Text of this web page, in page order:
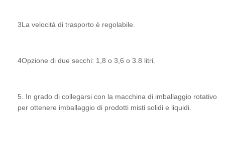
3La velocità di trasporto è regolabile.
4Opzione di due secchi: 1,8 o 3,6 o 3.8 litri.
5. In grado di collegarsi con la macchina di imballaggio rotativo
per ottenere imballaggio di prodotti misti solidi e liquidi.